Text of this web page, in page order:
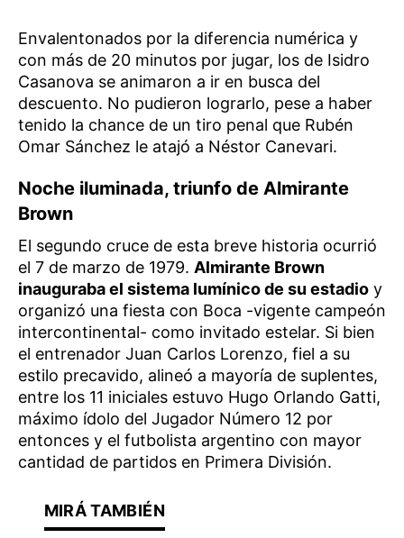
Envalentonados por la diferencia numérica y
con más de 20 minutos por jugar, los de Isidro
Casanova se animaron a ir en busca del
descuento. No pudieron lograrlo, pese a haber
tenido la chance de un tiro penal que Rubén
Omar Sánchez le atajó a Néstor Canevari.
Noche iluminada, triunfo de Almirante
Brown
El segundo cruce de esta breve historia ocurrió
el 7 de marzo de 1979. Almirante Brown
inauguraba el sistema lumínico de su estadio y
organizó una fiesta con Boca -vigente campeón
intercontinental- como invitado estelar. Si bien
el entrenador Juan Carlos Lorenzo, fiel a su
estilo precavido, alineó a mayoría de suplentes,
entre los 11 iniciales estuvo Hugo Orlando Gatti,
máximo ídolo del Jugador Número 12 por
entonces y el futbolista argentino con mayor
cantidad de partidos en Primera División.